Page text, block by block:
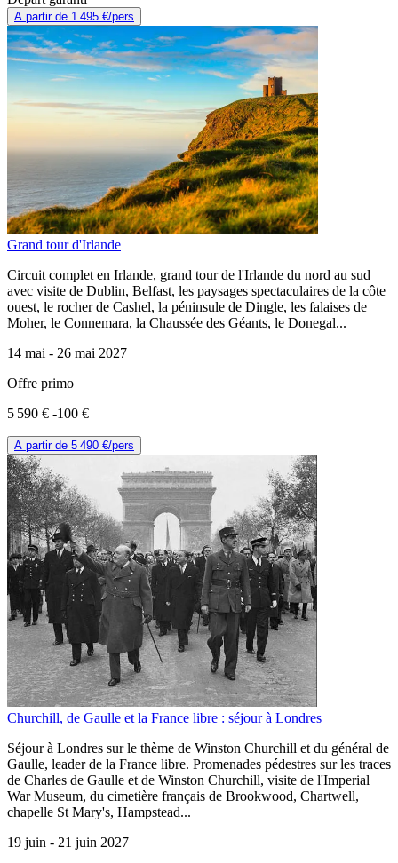
A partir de 1 495 €/pers
Grand tour d'Irlande
Circuit complet en Irlande, grand tour de l'Irlande du nord au sud
avec visite de Dublin, Belfast, les paysages spectaculaires de la côte
ouest, le rocher de Cashel, la péninsule de Dingle, les falaises de
Moher, le Connemara, la Chaussée des Géants, le Donegal...
14 mai - 26 mai 2027
Offre primo
5 590 € -100 €
A partir de 5 490 €/pers
Churchill, de Gaulle et la France libre : séjour à Londres
Séjour à Londres sur le thème de Winston Churchill et du général de
Gaulle, leader de la France libre. Promenades pédestres sur les traces
de Charles de Gaulle et de Winston Churchill, visite de l'Imperial
War Museum, du cimetière français de Brookwood, Chartwell,
chapelle St Mary's, Hampstead...
19 juin - 21 juin 2027